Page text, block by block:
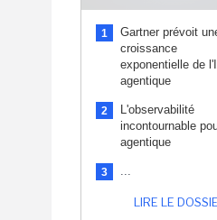
1
Gartner prévoit
croissance
exponentielle de
agentique
2
L'observabilité
incontournable
agentique
3 ...
LIRE LE